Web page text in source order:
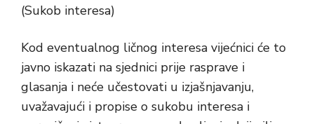
(Sukob interesa)
Kod eventualnog ličnog interesa vijećnici će to
javno iskazati na sjednici prije rasprave i
glasanja i neće učestovati u izjašnjavanju,
uvažavajući i propise o sukobu interesa i